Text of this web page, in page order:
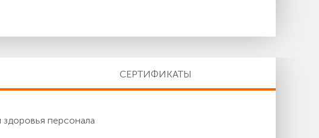
СЕРТИФИКАТЫ
персонала